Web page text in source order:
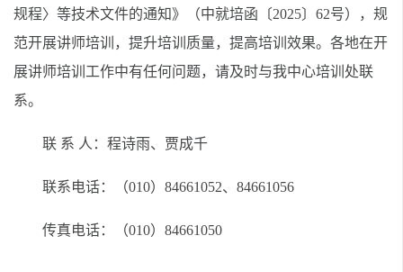
规程〉等技术文件的通知》（中就培函〔2025〕62号），规
范开展讲师培训，提升培训质量，提高培训效果。各地在开
展讲师培训工作中有任何问题，请及时与我中心培训处联
系。
联 系 人：程诗雨、贾成千
联系电话：（010）84661052、84661056
传真电话：（010）84661050